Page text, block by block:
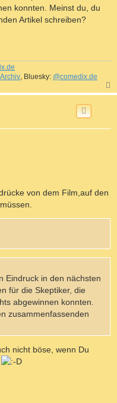
konnten. Meinst du, du
Artikel schreiben?
, Bluesky: @comedix.de
a
von dem Film,auf den
Eindruck in den nächsten
für die Skeptiker, die
abgewinnen konnten.
zusammenfassenden
nicht böse, wenn Du